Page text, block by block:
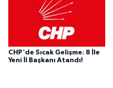
CHP'de Sıcak Gelişme: 8 İle
Yeni İl Başkanı Atandı!